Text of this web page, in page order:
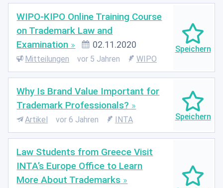
WIPO-KIPO Online Training Course
on Trademark Law and
Examination
02.11.2020
Mitteilungen vor 5 Jahren WIPO
Why Is Brand Value Important for
Trademark Professionals?
Artikel vor 6 Jahren INTA
​Law Students from Greece Visit
INTA’s Europe Office to Learn
More About Trademarks